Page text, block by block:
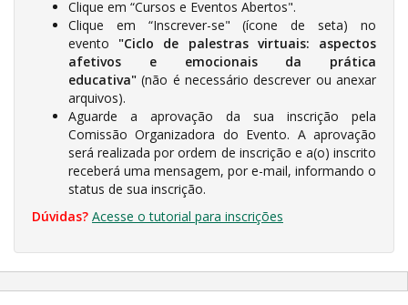
Clique em “Cursos e Eventos Abertos".
Clique em “Inscrever-se" (ícone de seta) no
evento "Ciclo de palestras virtuais: aspectos
afetivos e emocionais da prática
educativa"(não é necessário descrever ou anexar
arquivos).
Aguarde a aprovação da sua inscrição pela
Comissão Organizadora do Evento. A aprovação
será realizada por ordem de inscrição e a(o) inscrito
receberá uma mensagem, por e-mail, informando o
status de sua inscrição.
Dúvidas? Acesse o tutorial para inscrições